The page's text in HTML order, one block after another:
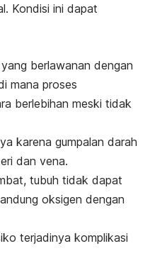
Kondisi ini dapat
berlawanan dengan
mana proses
berlebihan meski tidak
karena gumpalan darah
dan vena.
tubuh tidak dapat
oksigen dengan
terjadinya komplikasi